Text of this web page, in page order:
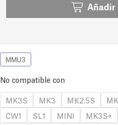
Añadir
MMU3
No compatible con
MK3S
MK3 MK2.5S
CW1
SL1 MINI MK3S+